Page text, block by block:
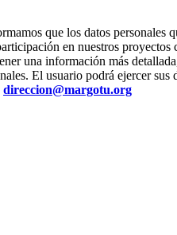
que los datos
en nuestros proyectos
tener una información más
El usuario podrá ejercer
direccion@margotu.org